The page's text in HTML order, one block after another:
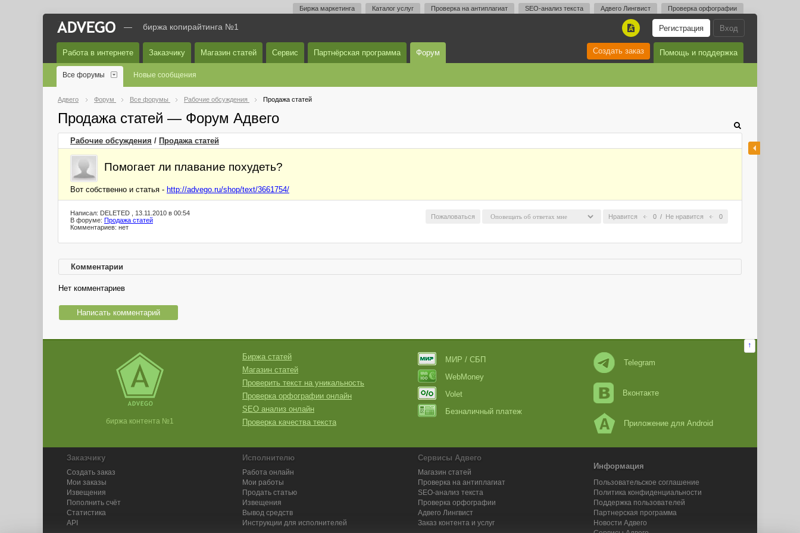
Биржа маркетинга Каталог услуг Проверка на антиплагиат SEO-анализ текста Адвего Лингвист Проверка орфографии
Вход
Регистрация
A
— биржа копирайтинга №1
Работа в интернете Заказчику Магазин статей Сервис Партнёрская программа Форум Помощь и поддержка
Создать заказ
Все форумы Новые сообщения
Адвего Форум Все форумы Рабочие обсуждения Продажа статей
Продажа статей — Форум Адвего
Рабочие обсуждения / Продажа статей
Помогает ли плавание похудеть?
Вот собственно и статья - http://advego.ru/shop/text/3661754/
Нравится 0 / Не нравится 0
Пожаловаться
Написал: DELETED , 13.11.2010 в 00:54
В форуме: Продажа статей
Комментариев: нет
Комментарии
Нет комментариев
Написать комментарий
↑
биржа контента №1
Биржа статей
Магазин статей
Проверить текст на уникальность
Проверка орфографии онлайн
SEO анализ онлайн
Проверка качества текста
МИР / СБП
WebMoney
Volet
Безналичный платеж
Telegram
Вконтакте
Приложение для Android
Заказчику
Создать заказ
Мои заказы
Извещения
Пополнить счёт
Статистика
API
Исполнителю
Работа онлайн
Мои работы
Продать статью
Извещения
Вывод средств
Инструкции для исполнителей
Сервисы Адвего
Магазин статей
Проверка на антиплагиат
SEO-анализ текста
Проверка орфографии
Адвего Лингвист
Заказ контента и услуг
Информация
Пользовательское соглашение
Политика конфиденциальности
Поддержка пользователей
Партнерская программа
Новости Адвего